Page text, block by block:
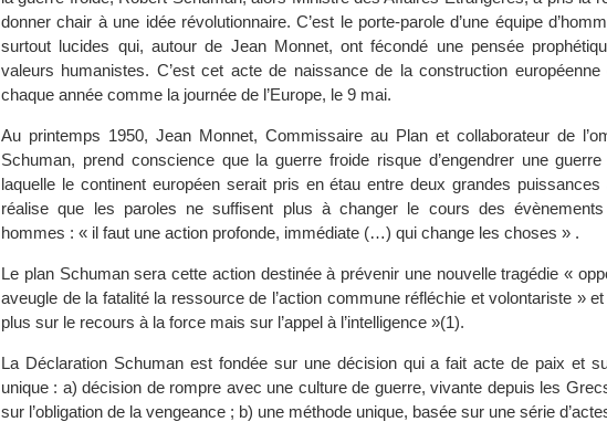
donner chair à une idée révolutionnaire. C’est le porte-parole d’une équipe
surtout lucides qui, autour de Jean Monnet, ont fécondé une pensée
valeurs humanistes. C’est cet acte de naissance de la construction
chaque année comme la journée de l’Europe, le 9 mai.
Au printemps 1950, Jean Monnet, Commissaire au Plan et collaborateur de
Schuman, prend conscience que la guerre froide risque d’engendrer une
laquelle le continent européen serait pris en étau entre deux grandes puissances
réalise que les paroles ne suffisent plus à changer le cours des évènements
hommes : « il faut une action profonde, immédiate (…) qui change les choses » .
Le plan Schuman sera cette action destinée à prévenir une nouvelle tragédie «
aveugle de la fatalité la ressource de l’action commune réfléchie et volontariste »
plus sur le recours à la force mais sur l’appel à l’intelligence »(1).
La Déclaration Schuman est fondée sur une décision qui a fait acte de paix et
unique : a) décision de rompre avec une culture de guerre, vivante depuis les
sur l’obligation de la vengeance ; b) une méthode unique, basée sur une série